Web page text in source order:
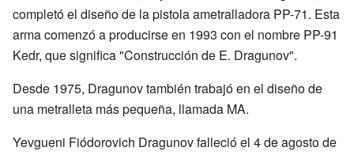
completó el diseño de la pistola ametralladora PP-71. Esta
arma comenzó a producirse en 1993 con el nombre PP-91
Kedr, que significa "Construcción de E. Dragunov".
Desde 1975, Dragunov también trabajó en el diseño de
una metralleta más pequeña, llamada MA.
Yevgueni Fiódorovich Dragunov falleció el 4 de agosto de